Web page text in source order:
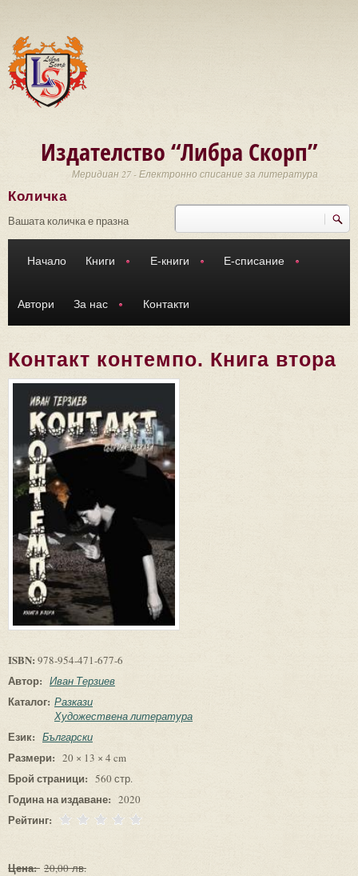
Издателство “Либра Скорп”
Меридиан 27 - Електронно списание за литература
Търси
Количка
Вашата количка е празна
Начало Книги Е-книги Е-списание
Автори За нас Контакти
Контакт контемпо. Книга втора
ISBN: 978-954-471-677-6
Автор: Иван Терзиев
Каталог: Разкази
Художествена литература
Език: Български
Размери: 20 × 13 × 4 cm
Брой страници: 560 стр.
Година на издаване: 2020
Рейтинг:
Цена: 20,00 лв.